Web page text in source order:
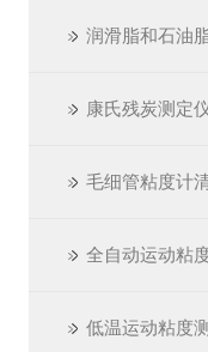
润滑脂和石油
康氏残炭测定
毛细管粘度计
全自动运动粘
低温运动粘度